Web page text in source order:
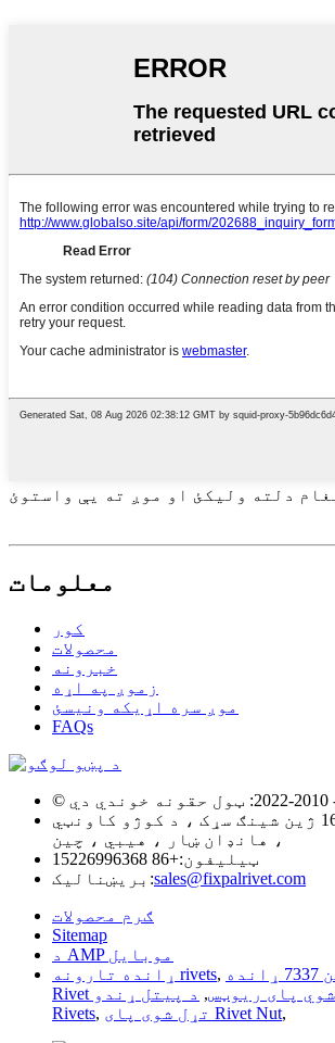
دلته ولیکئ او موږ ته یې واستوئ
معلومات
کور
محصولات
خبرونه
زموږ په اړه
موږ سره اړیکه ونیسئ
FAQs
اضافه کول: نه.168 ژین شینګ سړک ، د کوژو کاونټي
، هانډان ښار ، هیبي ، چین
ټیلیفون:+86 15226996368
بریښنالیک:sales@fixpalrivet.com
ګرم محصولات
Sitemap
د AMP موبایل
ړانده تارونه rivets,
پای ریوټس, د پیتل ړندو
Rivets, تړل شوی پای Rivet Nut,